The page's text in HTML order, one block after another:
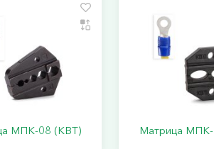
МПК-08 (КВТ) Матрица